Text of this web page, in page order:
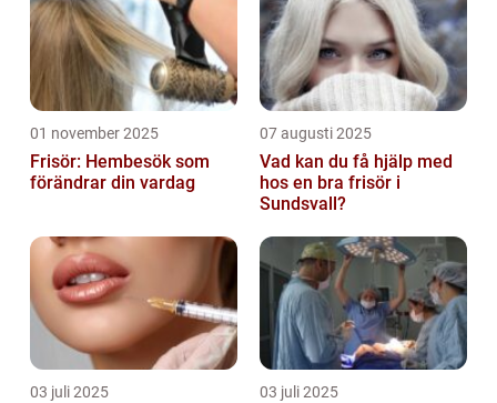
01 november 2025
Frisör: Hembesök som
förändrar din vardag
07 augusti 2025
Vad kan du få hjälp med
hos en bra frisör i
Sundsvall?
03 juli 2025 03 juli 2025